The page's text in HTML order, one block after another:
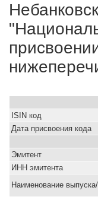
ISIN код
Дата присвоения кода
Эмитент
ИНН эмитента
Наименование